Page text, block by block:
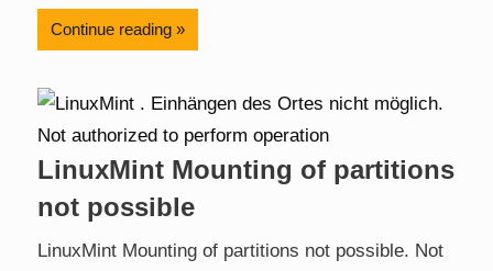
Continue reading
LinuxMint Mounting of partitions
not possible
LinuxMint Mounting of partitions not possible. Not